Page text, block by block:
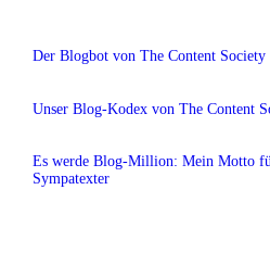
Der Blogbot von The Content Society
Unser Blog-Kodex von The Content
Es werde Blog-Million: Mein Motto
Sympatexter